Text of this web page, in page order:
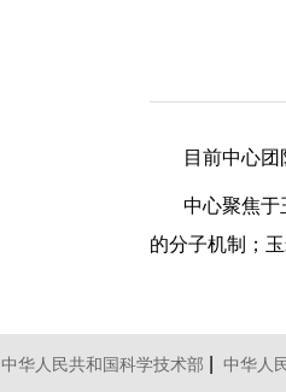
目前中心
中心聚焦于
的分子机制；
近5年获得
Plant等国际主
在校学生
中华人民共和国科学技术部 中华人